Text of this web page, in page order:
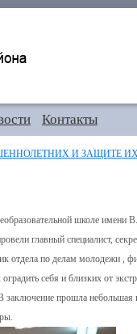
Контакты
И ЗАЩИТЕ
школе имени
главный специалист,
отдела по делам молодежи ,
себя и близких от
прошла небольшая